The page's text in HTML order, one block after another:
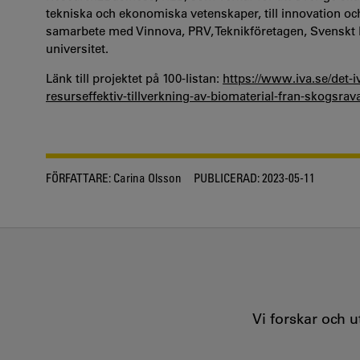
tekniska och ekonomiska vetenskaper, till innovation
samarbete med Vinnova, PRV, Teknikföretagen,
universitet.
Länk till projektet på 100-listan: https://www.iva.se/det-
resurseffektiv-tillverkning-av-biomaterial-fran-
FÖRFATTARE: Carina Olsson PUBLICERAD:2023-05-11
Vi forskar och